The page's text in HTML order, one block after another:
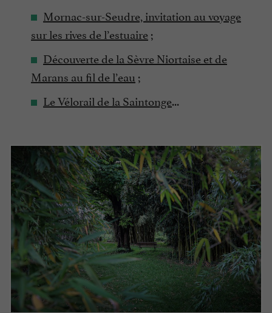
Mornac-sur-Seudre, invitation au voyage
sur les rives de l’estuaire;
Découverte de la Sèvre Niortaise et de
Marans au fil de l’eau ;
Le Vélorail de la Saintonge...